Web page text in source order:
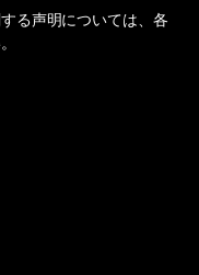
る声明については、各